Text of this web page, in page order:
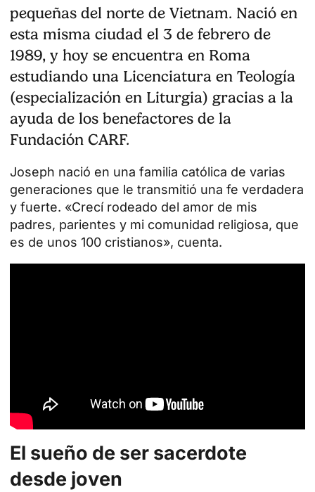
pequeñas del norte de Vietnam. Nació en
esta misma ciudad el 3 de febrero de
1989, y hoy se encuentra en Roma
estudiando una Licenciatura en Teología
(especialización en Liturgia) gracias a la
ayuda de los benefactores de la
Fundación CARF.
Joseph nació en una familia católica de varias
generaciones que le transmitió una fe verdadera
y fuerte. «Crecí rodeado del amor de mis
padres, parientes y mi comunidad religiosa, que
es de unos 100 cristianos», cuenta.
El sueño de ser sacerdote
desde joven